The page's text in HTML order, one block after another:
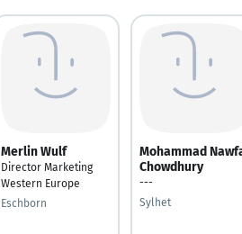
Merlin Wulf
Director Marketing
Western Europe
Eschborn
Mohammad
Chowdhury
---
Sylhet